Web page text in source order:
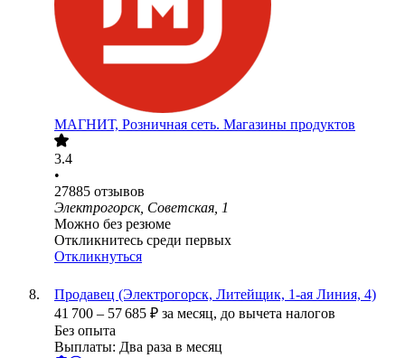
МАГНИТ, Розничная сеть. Магазины продуктов
3.4
•
27885 отзывов
Электрогорск, Советская, 1
Можно без резюме
Откликнитесь среди первых
Откликнуться
Продавец (Электрогорск, Литейщик, 1-ая Линия, 4)
41 700 – 57 685 ₽ за месяц, до вычета налогов
Без опыта
Выплаты: Два раза в месяц